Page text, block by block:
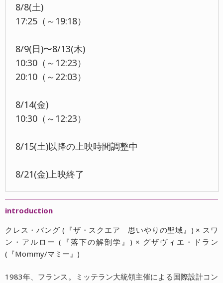
introduction
クレス・バング (『ザ・スクエア 思いやりの聖域』) × スワ
ン・アルロー (『落下の解剖学』) × グザヴィエ・ドラン
(『Mommy/マミー』)
1983年、フランス。ミッテラン大統領主催による国際設計コン
8/8(土)
17:25（～19:18）
8/9(日)〜8/13(木)
10:30（～12:23）
20:10（～22:03）
8/14(金)
10:30（～12:23）
8/15(土)以降の上映時間調整中
8/21(金)上映終了